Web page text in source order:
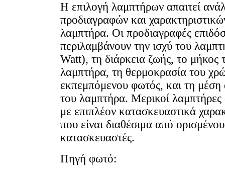
Η επιλογή λαμπτήρων απαιτεί
προδιαγραφών και
λαμπτήρα. Οι προδιαγραφές
περιλαμβάνουν την ισχύ του
Watt), τη διάρκεια ζωής, το μήκος
λαμπτήρα, τη θερμοκρασία του
εκπεμπόμενου φωτός, και τη
του λαμπτήρα. Μερικοί λαμπτήρες
με επιπλέον κατασκευαστικά
που είναι διαθέσιμα από
κατασκευαστές.
Πηγή φωτό: